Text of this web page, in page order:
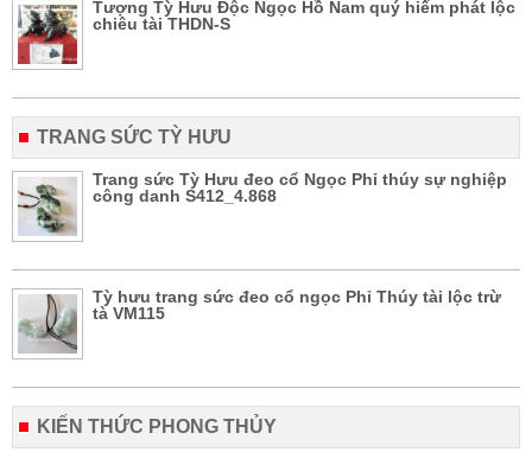
Tượng Tỳ Hưu Độc Ngọc Hồ Nam quý hiếm phát lộc
chiêu tài THDN-S
TRANG SỨC TỲ HƯU
Trang sức Tỳ Hưu đeo cổ Ngọc Phỉ thúy sự nghiệp
công danh S412_4.868
Tỳ hưu trang sức đeo cổ ngọc Phỉ Thúy tài lộc trừ
tà VM115
KIẾN THỨC PHONG THỦY